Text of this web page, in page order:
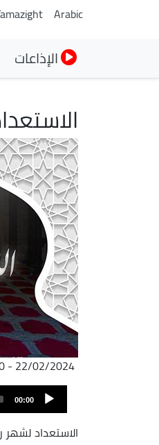
Arabic
الإذاعات
الصورة
22/02/2024 - 08:10
ملف
الصوت
Audio
Player
00:00
الاستعداد لشهر